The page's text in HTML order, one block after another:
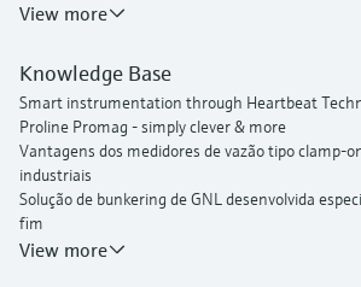
View more
Knowledge Base
Smart instrumentation through Heartbeat
Proline Promag - simply clever & more
Vantagens dos medidores de vazão tipo clamp-
industriais
Solução de bunkering de GNL desenvolvida
fim
Sistemas de bunkering de medição de vazão
View more